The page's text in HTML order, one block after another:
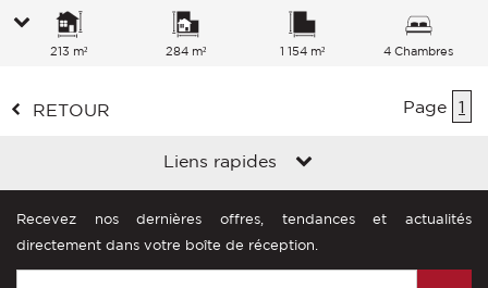
213 m² 284 m² 1 154 m² 4 Chambres
RETOUR Page 1
Liens rapides
Recevez nos dernières offres, tendances et actualités
directement dans votre boîte de réception.